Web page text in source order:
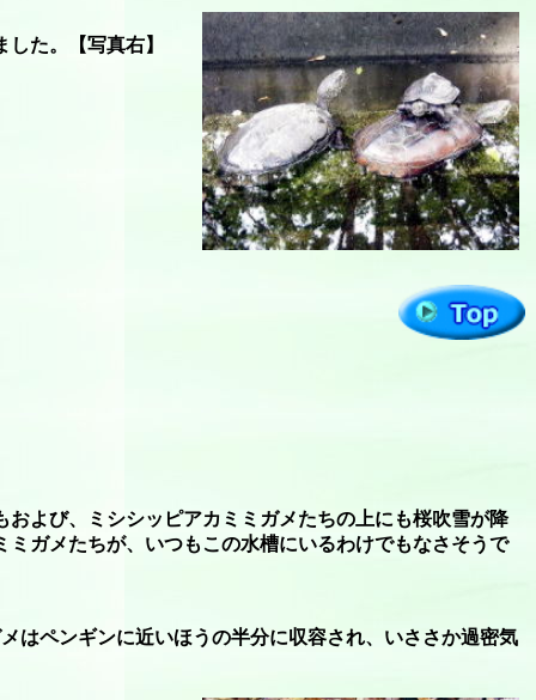
た。【写真右】
よび、ミシシッピアカミミガメたちの上にも桜吹雪が降
ガメたちが、いつもこの水槽にいるわけでもなさそうで
はペンギンに近いほうの半分に収容され、いささか過密気